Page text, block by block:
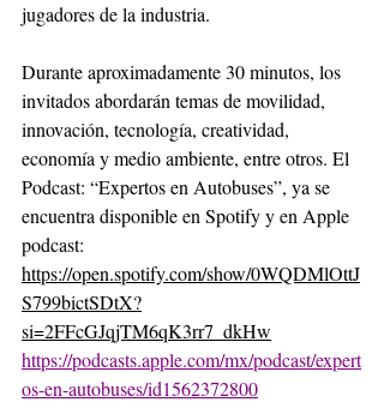
jugadores de la industria.
Durante aproximadamente 30 minutos, los
invitados abordarán temas de movilidad,
innovación, tecnología, creatividad,
economía y medio ambiente, entre otros. El
Podcast: “Expertos en Autobuses”, ya se
encuentra disponible en Spotify y en Apple
podcast:
https://open.spotify.com/show/0WQDMlOttJ
S799bictSDtX?
si=2FFcGJqjTM6qK3rr7_dkHw
https://podcasts.apple.com/mx/podcast/expert
os-en-autobuses/id1562372800